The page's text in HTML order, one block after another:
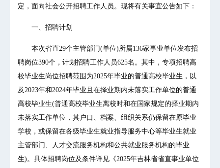
定，面向社会公开招聘工作人员。现将有关事宜公告如下：
一、招聘计划
本次省直29个主管部门(单位)所属136家事业单位发布招
聘岗位390个，计划招聘工作人员625名。其中，专项招聘高
校毕业生岗位招聘范围为2025年毕业的普通高校毕业生，以
及2023年和2024年毕业且在择业期内未落实工作单位的普通
高校毕业生(普通高校毕业生离校时和在国家规定的择业期内
未落实工作单位，其户口、档案、组织关系仍保留在原毕业
学校，或保留在各级毕业生就业指导服务中心等毕业生就业
主管部门、人才交流服务机构和公共就业服务机构的毕业
生)。具体招聘岗位及条件详见《2025年吉林省省直事业单位